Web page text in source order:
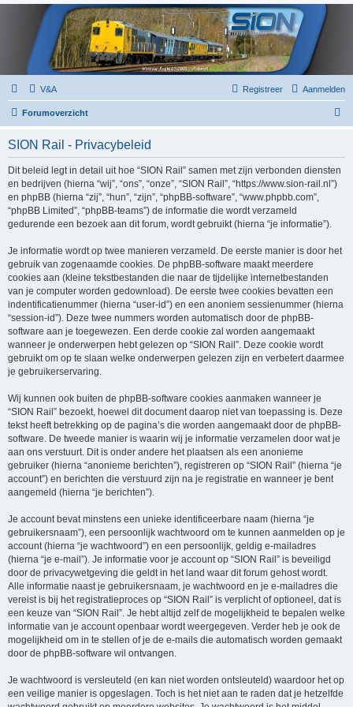
V&A Aanmelden
Registreer
Forumoverzicht
SION Rail - Privacybeleid
Dit beleid legt in detail uit hoe “SION Rail” samen met zijn verbonden diensten
en bedrijven (hierna “wij”, “ons”, “onze”, “SION Rail”, “https://www.sion-rail.nl”)
en phpBB (hierna “zij”, “hun”, “zijn”, “phpBB-software”, “www.phpbb.com”,
“phpBB Limited”, “phpBB-teams”) de informatie die wordt verzameld
gedurende een bezoek aan dit forum, wordt gebruikt (hierna “je informatie”).
Je informatie wordt op twee manieren verzameld. De eerste manier is door het
gebruik van zogenaamde cookies. De phpBB-software maakt meerdere
cookies aan (kleine tekstbestanden die naar de tijdelijke internetbestanden
van je computer worden gedownload). De eerste twee cookies bevatten een
indentificatienummer (hierna “user-id”) en een anoniem sessienummer (hierna
“session-id”). Deze twee nummers worden automatisch door de phpBB-
software aan je toegewezen. Een derde cookie zal worden aangemaakt
wanneer je onderwerpen hebt gelezen op “SION Rail”. Deze cookie wordt
gebruikt om op te slaan welke onderwerpen gelezen zijn en verbetert daarmee
je gebruikerservaring.
Wij kunnen ook buiten de phpBB-software cookies aanmaken wanneer je
“SION Rail” bezoekt, hoewel dit document daarop niet van toepassing is. Deze
tekst heeft betrekking op de pagina’s die worden aangemaakt door de phpBB-
software. De tweede manier is waarin wij je informatie verzamelen door wat je
aan ons verstuurt. Dit is onder andere het plaatsen als een anonieme
gebruiker (hierna “anonieme berichten”), registreren op “SION Rail” (hierna “je
account”) en berichten die verstuurd zijn na je registratie en wanneer je bent
aangemeld (hierna “je berichten”).
Je account bevat minstens een unieke identificeerbare naam (hierna “je
gebruikersnaam”), een persoonlijk wachtwoord om te kunnen aanmelden op je
account (hierna “je wachtwoord”) en een persoonlijk, geldig e-mailadres
(hierna “je e-mail”). Je informatie voor je account op “SION Rail” is beveiligd
door de privacywetgeving die geldt in het land waar dit forum gehost wordt.
Alle informatie naast je gebruikersnaam, je wachtwoord en je e-mailadres die
vereist is bij het registratieproces op “SION Rail” is verplicht of optioneel, dat is
een keuze van “SION Rail”. Je hebt altijd zelf de mogelijkheid te bepalen welke
informatie van je account openbaar wordt weergegeven. Verder heb je ook de
mogelijkheid om in te stellen of je de e-mails die automatisch worden gemaakt
door de phpBB-software wil ontvangen.
Je wachtwoord is versleuteld (en kan niet worden ontsleuteld) waardoor het op
een veilige manier is opgeslagen. Toch is het niet aan te raden dat je hetzelfde